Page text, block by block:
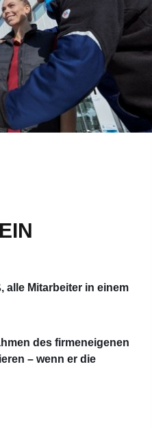
U
alle Mitarbeiter in einem
des firmeneigenen
– wenn er die